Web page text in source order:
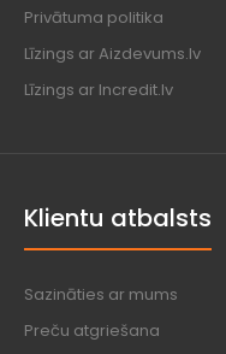
Privātuma politika
Līzings ar Aizdevums.lv
Līzings ar Incredit.lv
Klientu atbalsts
Sazināties ar mums
Preču atgriešana